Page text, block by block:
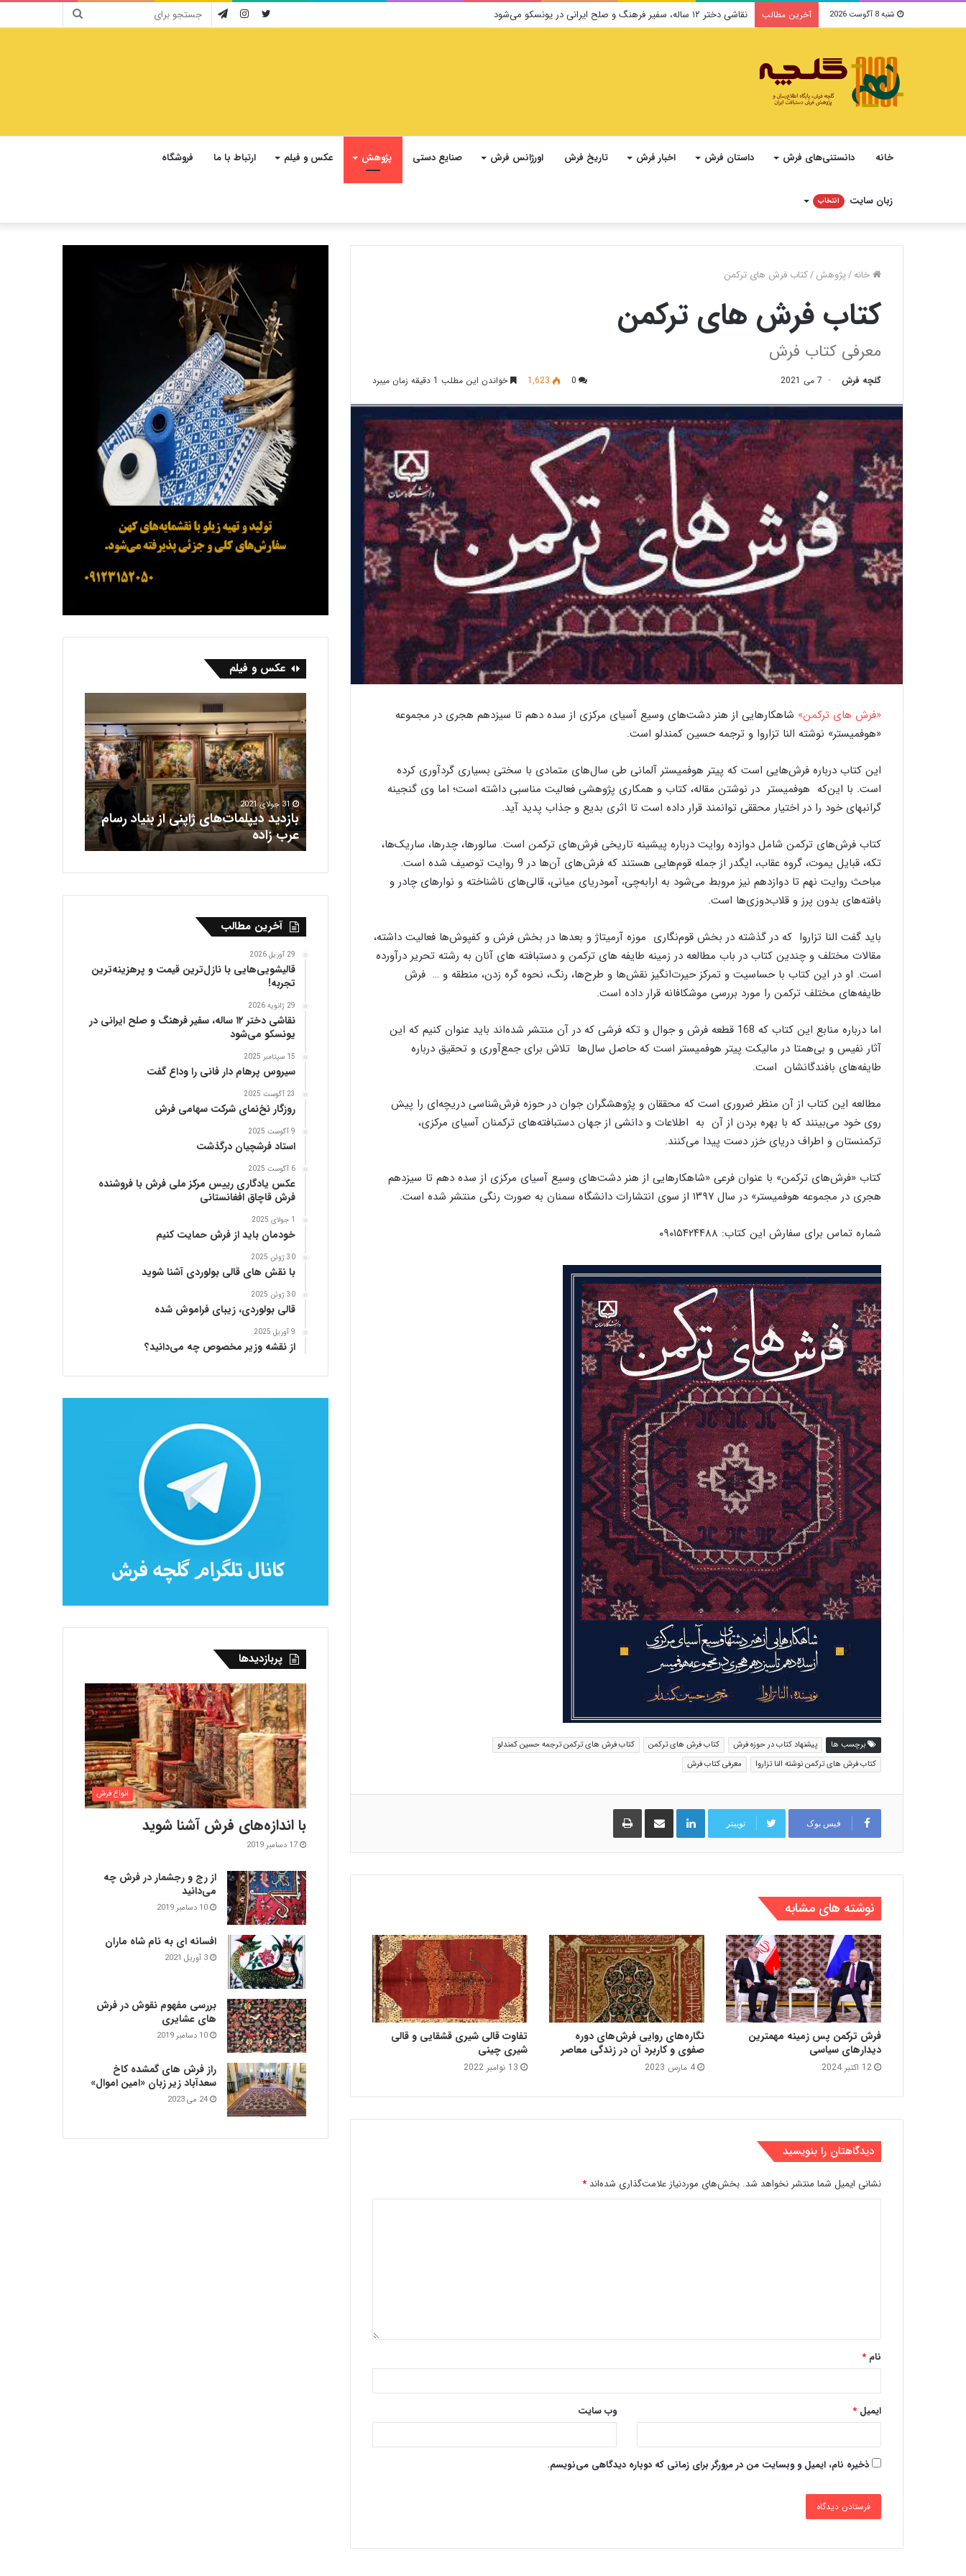
شنبه 8 آگوست 2026 آخرین مطالب نقاشی دختر ۱۲ ساله، سفیر فرهنگ و صلح ایرانی در یونسکو می‌شود تلگرام
اینستاگرام توییتر
خانه دانستنی‌های فرش داستان فرش اخبار فرش تاریخ فرش اورژانس فرش صنایع دستی پژوهش عکس و فیلم ارتباط با ما فروشگاه
زبان سایت انتخاب
خانه/پژوهش/کتاب فرش های ترکمن
کتاب فرش های ترکمن
معرفی کتاب فرش
گلچه فرش 7 می 2021 0
1,623 خواندن این مطلب 1 دقیقه زمان میبرد
«فرش‌ های ترکمن» شاهکارهایی از هنر دشت‌های وسیع آسیای مرکزی از سده دهم تا سیزدهم هجری در مجموعه
«هوفمیستر» نوشته النا تزاروا و ترجمه حسین کمندلو است.
این کتاب درباره فرش‌هایی است که پیتر هوفمیستر آلمانی طی سال‌های متمادی با سختی بسیاری گردآوری ‌کرده
است. با این‌که هوفمیستر در نوشتن مقاله، کتاب و همکاری پژوهشی فعالیت مناسبی داشته است؛ اما وی گنجینه
گرانبهای خود را در اختیار محققی توانمند قرار داده است تا اثری بدیع و جذاب پدید آید.
کتاب فرش‌های ترکمن شامل دوازده روایت درباره پیشینه تاریخی فرش‌های ترکمن است. سالورها، چدرها، ساریک‌ها،
تکه، قبایل یموت، گروه عقاب، ایگدر از جمله قوم‌هایی هستند که فرش‌های آن‌ها در 9 روایت توصیف شده است.
مباحث روایت نهم تا دوازدهم نیز مروبط می‌شود به ارابه‌چی، آمودریای میانی، قالی‌های ناشناخته و نوارهای چادر و
بافته‌های بدون پرز و قلاب‌دوزی‌ها است.
باید گفت النا تزاروا که در گذشته در بخش قوم‌نگاری موزه آرمیتاژ و بعدها در بخش فرش و کفپوش‌ها فعالیت داشته،
مقالات مختلف و چندین کتاب در باب مطالعه در زمینه طایفه های ترکمن و دستبافته های آنان به رشته تحریر درآورده
است. او در این کتاب با حساسیت و تمرکز حیرت‌انگیز نقش‌ها و طرح‌ها، رنگ، نحوه گره زدن، منطقه و … فرش‌
طایفه‌های مختلف ترکمن را مورد بررسی موشکافانه قرار داده است.
اما درباره منابع این کتاب که 168 قطعه فرش و جوال و تکه فرشی که در آن منتشر شده‌اند باید عنوان کنیم که این
آثار نفیس و بی‌همتا در مالیکت پیتر هوفمیستر است که حاصل سال‌ها تلاش برای جمع‌آوری و تحقیق درباره
طایفه‌های بافندگانشان است.
مطالعه این کتاب از آن منظر ضروری است که محققان و پژوهشگران جوان در حوزه فرش‌شناسی دریچه‌ای را پیش
روی خود می‌بینند که با بهره بردن از آن به اطلاعات و دانشی از جهان دستبافته‌های ترکمنان آسیای مرکزی،
ترکمنستان و اطراف دریای خزر دست پیدا می‌کنند.
کتاب «فرش‌های ترکمن» با عنوان فرعی «شاهکارهایی از هنر دشت‌های وسیع آسیای مرکزی از سده دهم تا سیزدهم
هجری در مجموعه هوفمیستر» در سال ۱۳۹۷ از سوی انتشارات دانشگاه سمنان به صورت رنگی منتشر شده است.
شماره تماس برای سفارش این کتاب: ۰۹۰۱۵۴۲۴۴۸۸
برچسب ها پیشنهاد کتاب در حوزه فرش کتاب فرش های ترکمن
کتاب فرش های ترکمن ترجمه حسین کمندلو
کتاب فرش های ترکمن نوشته النا تزاروا
معرفی کتاب فرش
فیس بوک توییتر
لینکدین اشتراک گذاری از طریق ایمیل
نوشته های مشابه
فرش ترکمن پس زمینه مهمترین
دیدارهای سیاسی
12 اکتبر 2024
نگاره‌های روایی فرش‌های دوره
صفوی و کاربرد آن در زندگی معاصر
4 مارس 2023
تفاوت قالی شیری قشقایی و قالی
شیری چینی
13 نوامبر 2022
دیدگاهتان را بنویسید
نشانی ایمیل شما منتشر نخواهد شد. بخش‌های موردنیاز علامت‌گذاری شده‌اند *
نام *
ایمیل * وب‌ سایت
ذخیره نام، ایمیل و وبسایت من در مرورگر برای زمانی که دوباره دیدگاهی می‌نویسم.
عکس و فیلم
ذ
ر
ر
ک
ا
ا
ه
‌
ه
ق
ا
ل
ب
ف
ی
ک
ا
ن
گذری بر کارگاه ‌های قالیبافی اردکان
و
ن‌
ب
ا
ی
ب
ه
ر
ت
ت
ص
خورجین‌ بافی به روایت تصویر
ه
31 جولای 2021
بازدید دیپلمات‌های ژاپنی از بنیاد رسام
عرب‌ زاده
ر
ش
ه
ر
ی
س
16 جولای 2021
فرش هریس
آخرین مطالب
29 آوریل 2026
قالیشویی‌هایی با نازل‌ترین قیمت و پرهزینه‌ترین
تجربه!
29 ژانویه 2026
نقاشی دختر ۱۲ ساله، سفیر فرهنگ و صلح ایرانی در
یونسکو می‌شود
15 سپتامبر 2025
سیروس پرهام دار فانی را وداع گفت
23 آگوست 2025
روزگار نخ‌نمای شرکت سهامی فرش
9 آگوست 2025
استاد فرشچیان درگذشت
6 آگوست 2025
عکس یادگاری رییس مرکز ملی فرش با فروشنده
فرش قاچاق افغانستانی
1 جولای 2025
خودمان باید از فرش حمایت کنیم
30 ژوئن 2025
با نقش های قالی بولوردی آشنا شوید
30 ژوئن 2025
قالی بولوردی، زیبای فراموش شده
9 آوریل 2025
از نقشه وزیر مخصوص چه می‌دانید؟
پربازدیدها
انواع فرش
با اندازه‌‌های فرش آشنا شوید
17 دسامبر 2019
از رج و رجشمار در فرش چه
می‌دانید
10 دسامبر 2019
افسانه ای به نام شاه ماران
3 آوریل 2021
بررسی مفهوم نقوش در فرش‌
های عشایری
10 دسامبر 2019
راز فرش های گمشده کاخ
سعدآباد زیر زبان «امین اموال»
24 می 2023